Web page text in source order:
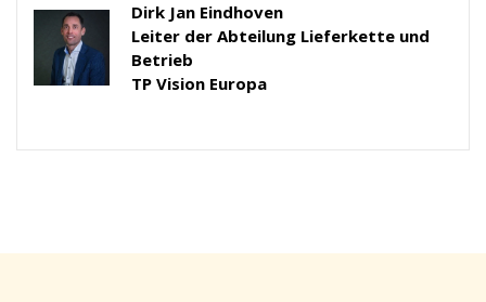
Dirk Jan Eindhoven
Leiter der Abteilung Lieferkette und
Betrieb
TP Vision Europa